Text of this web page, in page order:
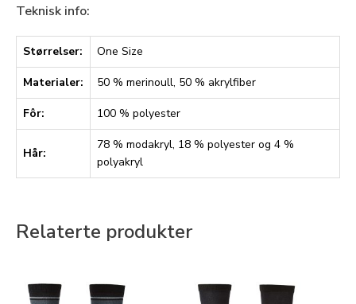
Teknisk info:
Størrelser: One Size
Materialer: 50 % merinoull, 50 % akrylfiber
Fôr: 100 % polyester
Hår:
78 % modakryl, 18 % polyester og 4 %
polyakryl
Relaterte produkter